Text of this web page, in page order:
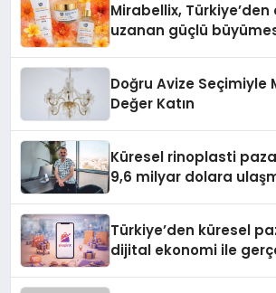
Mirabellix,
uzanan güçlü
Doğru Avize Seçimiyle
Değer Katın
Küresel rinoplasti
9,6 milyar dolara
Türkiye’den küresel
dijital ekonomi ile